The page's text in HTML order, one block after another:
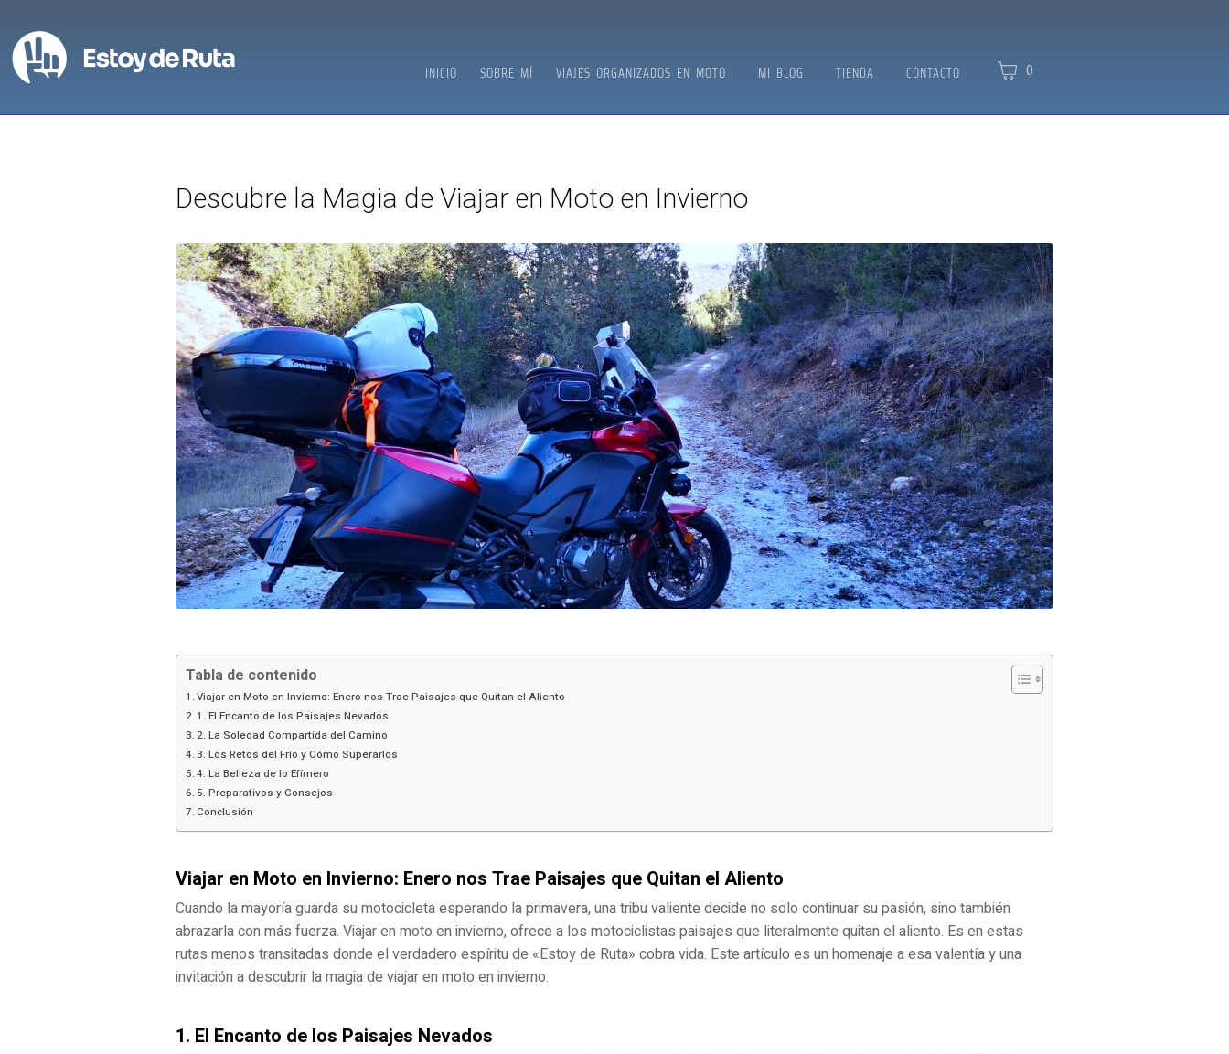
INICIO SOBRE MÍ VIAJES ORGANIZADOS EN MOTO MI BLOG TIENDA CONTACTO 0
Descubre la Magia de Viajar en Moto en Invierno
Tabla de contenido
Viajar en Moto en Invierno: Enero nos Trae Paisajes que Quitan el Aliento
1. El Encanto de los Paisajes Nevados
2. La Soledad Compartida del Camino
3. Los Retos del Frío y Cómo Superarlos
4. La Belleza de lo Efímero
5. Preparativos y Consejos
Conclusión
Viajar en Moto en Invierno: Enero nos Trae Paisajes que Quitan el Aliento
Cuando la mayoría guarda su motocicleta esperando la primavera, una tribu valiente decide no solo continuar su pasión, sino también
abrazarla con más fuerza. Viajar en moto en invierno, ofrece a los motociclistas paisajes que literalmente quitan el aliento. Es en estas
rutas menos transitadas donde el verdadero espíritu de «Estoy de Ruta» cobra vida. Este artículo es un homenaje a esa valentía y una
invitación a descubrir la magia de viajar en moto en invierno.
1. El Encanto de los Paisajes Nevados